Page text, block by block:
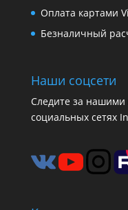
Оплата картами
Безналичный
Наши соцсети
Следите за нашими
социальных сетях